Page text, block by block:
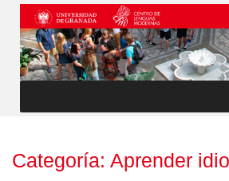
Skip to main content
Categoría: Aprender